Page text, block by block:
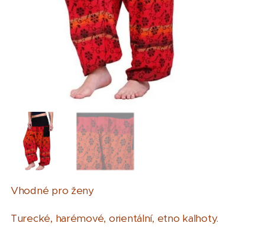
Vhodné pro ženy
Turecké, harémové, orientální, etno kalhoty.